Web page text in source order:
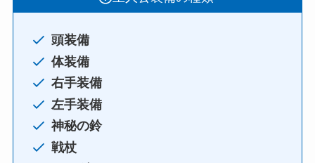
頭装備
体装備
右手装備
左手装備
神秘の鈴
戦杖